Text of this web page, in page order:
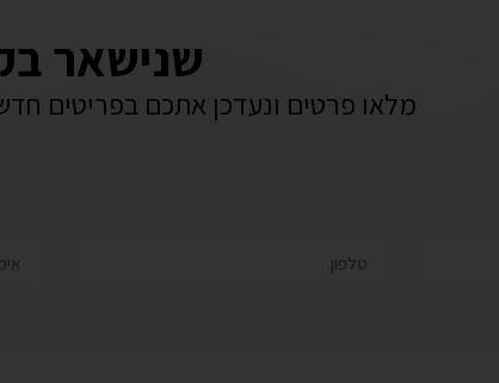
שנישאר
מלאו פרטים ונעדכן אתכם בפריטים